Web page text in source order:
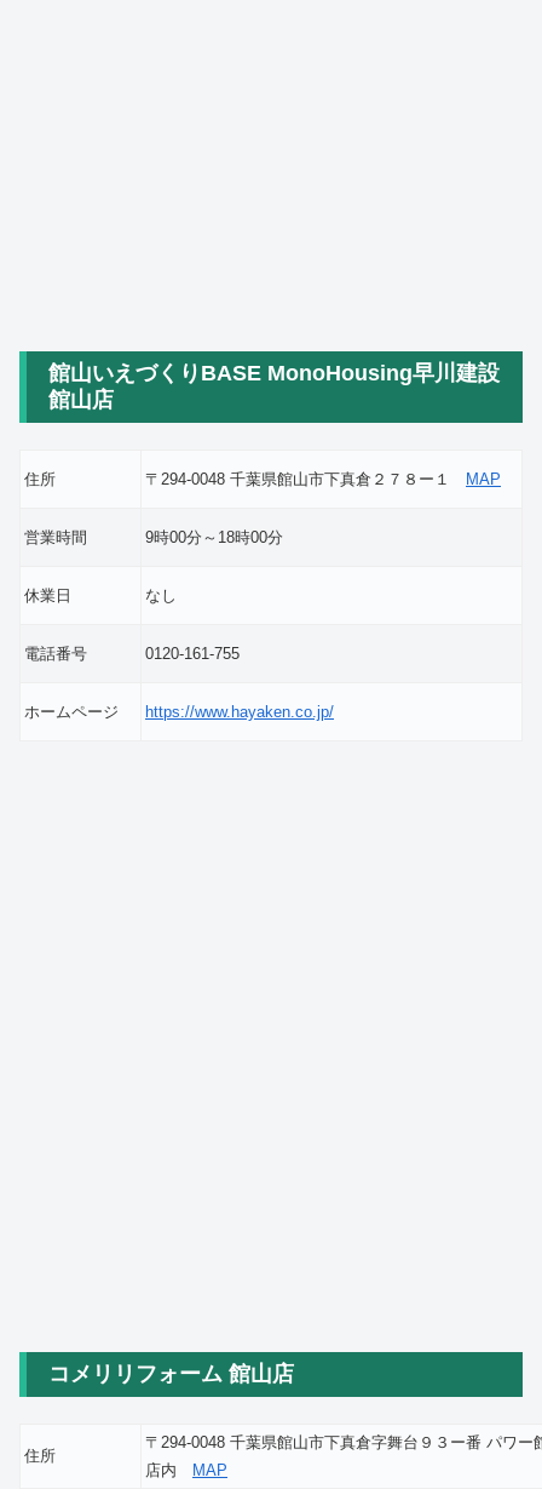
館山いえづくりBASE MonoHousing早川建設
館山店
住所 〒294-0048 千葉県館山市下真倉２７８ー１ MAP
営業時間 9時00分～18時00分
休業日 なし
電話番号 0120-161-755
ホームページ https://www.hayaken.co.jp/
コメリリフォーム 館山店
住所
〒294-0048 千葉県館山市下真倉字舞台９３ー番 パワー
店内
MAP